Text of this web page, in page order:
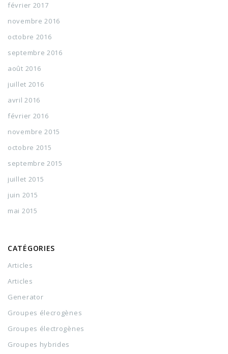
février 2017
novembre 2016
octobre 2016
septembre 2016
août 2016
juillet 2016
avril 2016
février 2016
novembre 2015
octobre 2015
septembre 2015
juillet 2015
juin 2015
mai 2015
CATÉGORIES
Articles
Articles
Generator
Groupes élecrogènes
Groupes électrogènes
Groupes hybrides